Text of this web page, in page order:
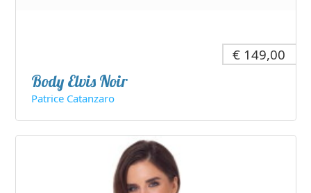
€ 149,00
Body Elvis Noir
Patrice Catanzaro